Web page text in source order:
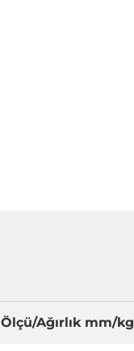
Ölçü/Ağırlık mm/kg